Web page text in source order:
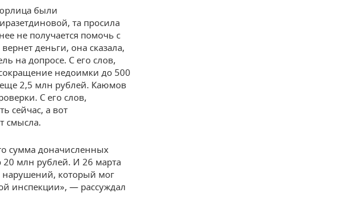
были
та просила
не получается помочь с
деньги, она сказала,
на допросе. С его слов,
недоимки до 500
еще 2,5 млн рублей. Каюмов
С его слов,
сейчас, а вот
смысла.
сумма доначисленных
20 млн рублей. И 26 марта
нарушений, который мог
инспекции», — рассуждал